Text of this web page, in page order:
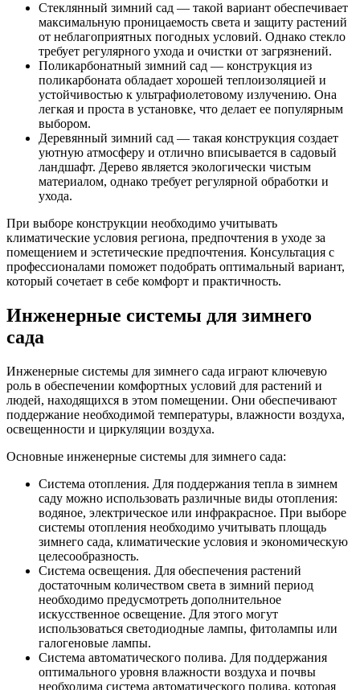
Стеклянный зимний сад — такой вариант обеспечивает
максимальную проницаемость света и защиту растений
от неблагоприятных погодных условий. Однако стекло
требует регулярного ухода и очистки от загрязнений.
Поликарбонатный зимний сад — конструкция из
поликарбоната обладает хорошей теплоизоляцией и
устойчивостью к ультрафиолетовому излучению. Она
легкая и проста в установке, что делает ее популярным
выбором.
Деревянный зимний сад — такая конструкция создает
уютную атмосферу и отлично вписывается в садовый
ландшафт. Дерево является экологически чистым
материалом, однако требует регулярной обработки и
ухода.
При выборе конструкции необходимо учитывать
климатические условия региона, предпочтения в уходе за
помещением и эстетические предпочтения. Консультация с
профессионалами поможет подобрать оптимальный вариант,
который сочетает в себе комфорт и практичность.
Инженерные системы для зимнего
сада
Инженерные системы для зимнего сада играют ключевую
роль в обеспечении комфортных условий для растений и
людей, находящихся в этом помещении. Они обеспечивают
поддержание необходимой температуры, влажности воздуха,
освещенности и циркуляции воздуха.
Основные инженерные системы для зимнего сада:
Система отопления. Для поддержания тепла в зимнем
саду можно использовать различные виды отопления:
водяное, электрическое или инфракрасное. При выборе
системы отопления необходимо учитывать площадь
зимнего сада, климатические условия и экономическую
целесообразность.
Система освещения. Для обеспечения растений
достаточным количеством света в зимний период
необходимо предусмотреть дополнительное
искусственное освещение. Для этого могут
использоваться светодиодные лампы, фитолампы или
галогеновые лампы.
Система автоматического полива. Для поддержания
оптимального уровня влажности воздуха и почвы
необходима система автоматического полива, которая